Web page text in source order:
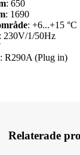
: 650
: 1690
: +6...+15 °C
: 230V/1/50Hz
: R290A (Plug in)
Relaterade